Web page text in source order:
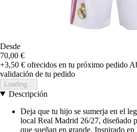
Desde
70,00 €
+3,50 € ofrecidos en tu próximo pedido
validación de tu pedido
Loading...
Descripción
Deja que tu hijo se sumerja en el
local Real Madrid 26/27, diseñado
que sueñan en grande. Inspirado